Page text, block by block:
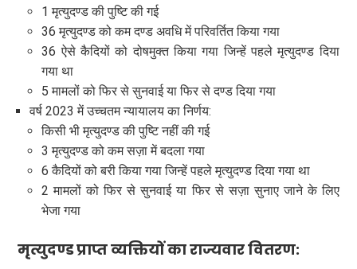
1 मृत्युदण्ड की पुष्टि की गई
36 मृत्युदण्ड को कम दण्ड अवधि में परिवर्तित किया गया
36 ऐसे कैदियों को दोषमुक्त किया गया जिन्हें पहले मृत्युदण्ड दिया
गया था
5 मामलों को फिर से सुनवाई या फिर से दण्ड दिया गया
वर्ष 2023 में उच्चतम न्यायालय का निर्णय:
किसी भी मृत्युदण्ड की पुष्टि नहीं की गई
3 मृत्युदण्ड को कम सज़ा में बदला गया
6 कैदियों को बरी किया गया जिन्हें पहले मृत्युदण्ड दिया गया था
2 मामलों को फिर से सुनवाई या फिर से सज़ा सुनाए जाने के लिए
भेजा गया
मृत्युदण्ड प्राप्त व्यक्तियों का राज्यवार वितरण: